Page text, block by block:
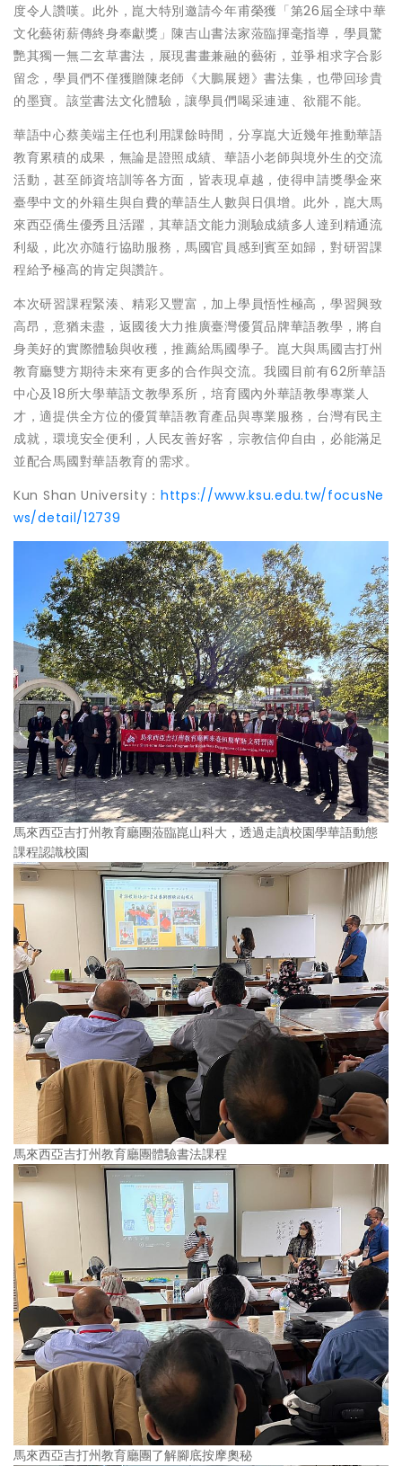
度令人讚嘆。此外，崑大特別邀請今年甫榮獲「第26屆全球中華
文化藝術薪傳終身奉獻獎」陳吉山書法家蒞臨揮毫指導，學員驚
艷其獨一無二玄草書法，展現書畫兼融的藝術，並爭相求字合影
留念，學員們不僅獲贈陳老師《大鵬展翅》書法集，也帶回珍貴
的墨寶。該堂書法文化體驗，讓學員們喝采連連、欲罷不能。
華語中心蔡美端主任也利用課餘時間，分享崑大近幾年推動華語
教育累積的成果，無論是證照成績、華語小老師與境外生的交流
活動，甚至師資培訓等各方面，皆表現卓越，使得申請獎學金來
臺學中文的外籍生與自費的華語生人數與日俱增。此外，崑大馬
來西亞僑生優秀且活躍，其華語文能力測驗成績多人達到精通流
利級，此次亦隨行協助服務，馬國官員感到賓至如歸，對研習課
程給予極高的肯定與讚許。
本次研習課程緊湊、精彩又豐富，加上學員悟性極高，學習興致
高昂，意猶未盡，返國後大力推廣臺灣優質品牌華語教學，將自
身美好的實際體驗與收穫，推薦給馬國學子。崑大與馬國吉打州
教育廳雙方期待未來有更多的合作與交流。我國目前有62所華語
中心及18所大學華語文教學系所，培育國內外華語教學專業人
才，適提供全方位的優質華語教育產品與專業服務，台灣有民主
成就，環境安全便利，人民友善好客，宗教信仰自由，必能滿足
並配合馬國對華語教育的需求。
Kun Shan University： https://www.ksu.edu.tw/focusNe
ws/detail/12739
馬來西亞吉打州教育廳團蒞臨崑山科大，透過走讀校園學華語動態
課程認識校園
馬來西亞吉打州教育廳團體驗書法課程
馬來西亞吉打州教育廳團了解腳底按摩奧秘